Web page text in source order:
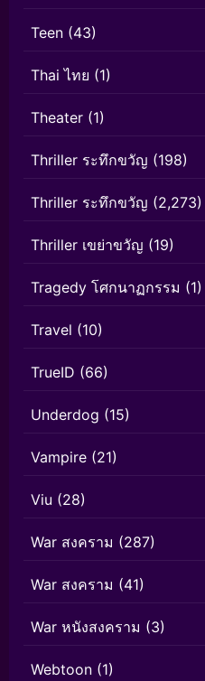
Teen (43)
Thai ไทย (1)
Theater (1)
Thriller ระทึกขวัญ (198)
Thriller ระทึกขวัญ (2,273)
Thriller เขย่าขวัญ (19)
Tragedy โศกนาฏกรรม (1)
Travel (10)
TrueID (66)
Underdog (15)
Vampire (21)
Viu (28)
War สงคราม (287)
War สงคราม (41)
War หนังสงคราม (3)
Webtoon (1)